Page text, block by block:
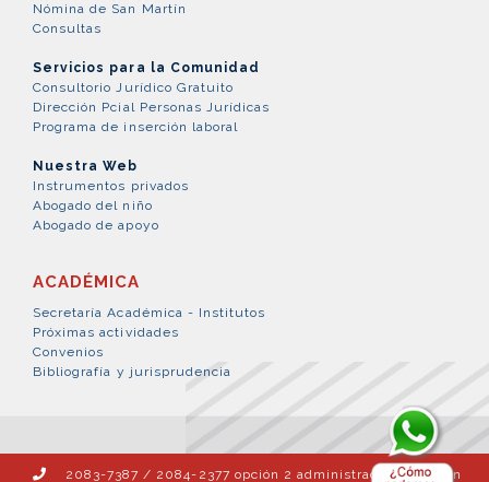
Nómina de San Martín
Consultas
Servicios para la Comunidad
Consultorio Jurídico Gratuito
Dirección Pcial Personas Jurídicas
Programa de inserción laboral
Nuestra Web
Instrumentos privados
Abogado del niño
Abogado de apoyo
ACADÉMICA
Secretaría Académica - Institutos
Próximas actividades
Convenios
Bibliografía y jurisprudencia
2083-7387 / 2084-2377 opción 2 administración – opción